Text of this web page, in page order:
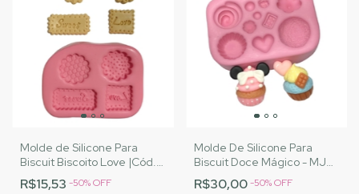
Molde de Silicone Para
Biscuit Biscoito Love |Cód.
3164
R$15,53 -50%OFF
Molde De Silicone Para
Biscuit Doce Mágico - MJ
Artesanatos |Cód. 3160
R$30,00-50%OFF